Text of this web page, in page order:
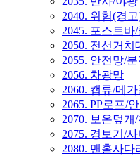
2040. 위험(경
2045. 포스트바
2050. 전선거치
2055. 안전망/
2056. 차광망
2060. 캡류/메가
2065. PP로프/
2070. 보온덮개
2075. 경보기/
2080. 맨홀사다